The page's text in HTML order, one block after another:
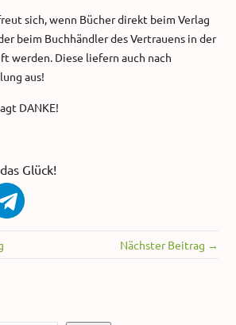
sich, wenn Bücher direkt beim Verlag
beim Buchhändler des Vertrauens in der
werden. Diese liefern auch nach
aus!
DANKE!
Glück!
Nächster Beitrag →